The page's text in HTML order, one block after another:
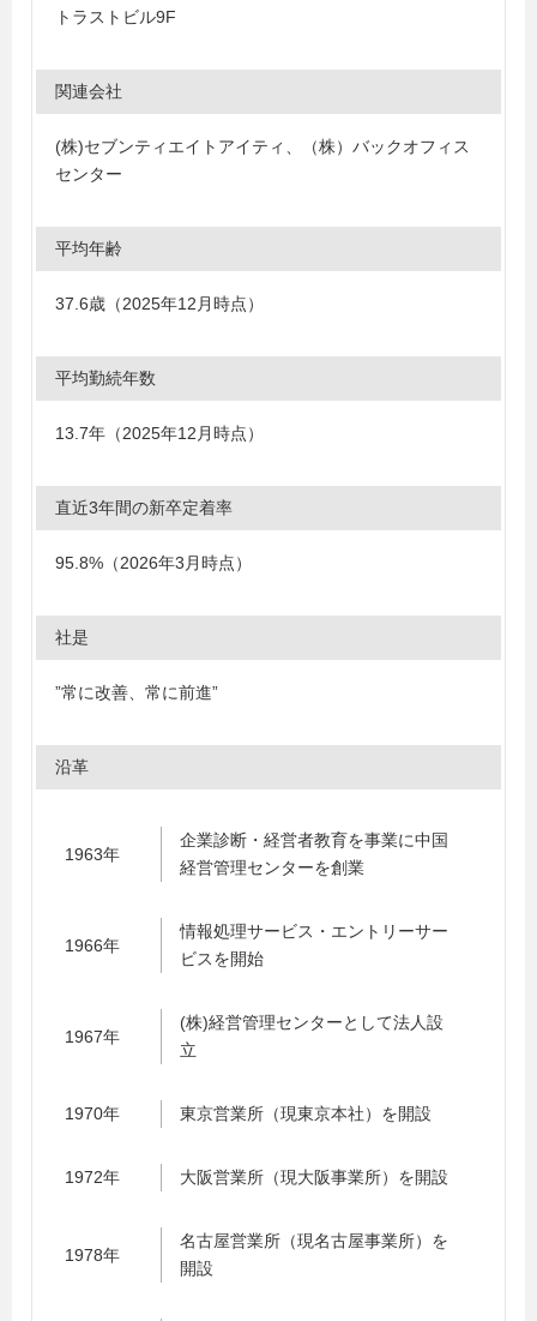
トラストビル9F
関連会社
(株)セブンティエイトアイティ、（株）バックオフィス
センター
平均年齢
37.6歳（2025年12月時点）
平均勤続年数
13.7年（2025年12月時点）
直近3年間の新卒定着率
95.8%（2026年3月時点）
社是
”常に改善、常に前進”
沿革
1963年
企業診断・経営者教育を事業に中国
経営管理センターを創業
1966年
情報処理サービス・エントリーサー
ビスを開始
1967年
(株)経営管理センターとして法人設
立
1970年 東京営業所（現東京本社）を開設
1972年 大阪営業所（現大阪事業所）を開設
1978年
名古屋営業所（現名古屋事業所）を
開設